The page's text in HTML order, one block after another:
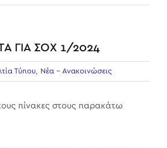
ΓΙΑ ΣΟΧ 1/2024
Τύπου, Νέα - Ανακοινώσεις
πίνακες στους παρακάτω